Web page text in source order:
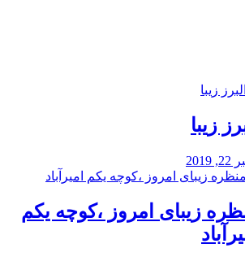
زیبا
زیبای امروز ،کوچه یکم